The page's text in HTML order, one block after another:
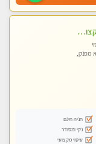
חדשה בחיפה עיסוי מקצועי מזמינה אותך למסאז' באווירה נעימה ומרגיע לנפש.+ אבנים חמות וכוסות רוח מומלץ מאוד
מפנק,
חניה חינם
נקי ומסודר
עיסוי מקצועי